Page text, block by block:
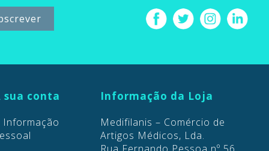
sua conta
Informação
Informação da Loja
Medifilanis – Comércio de
Artigos Médicos, Lda.